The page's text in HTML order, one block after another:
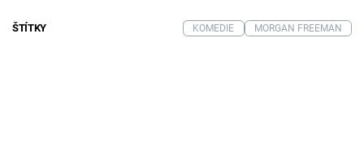
ŠTÍTKY KOMEDIE MORGAN FREEMAN